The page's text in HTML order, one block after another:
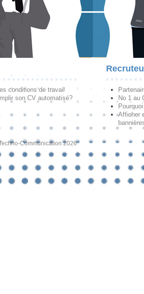
conditions de travail
son CV automatisé?
No 1 au
Afficher
Communication 2026